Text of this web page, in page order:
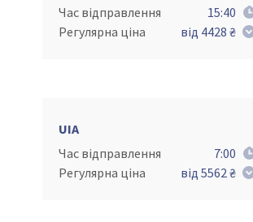
Час відправлення
15:40
Регулярна ціна
від 4428 ₴
UIA
Час відправлення
7:00
Регулярна ціна
від 5562 ₴